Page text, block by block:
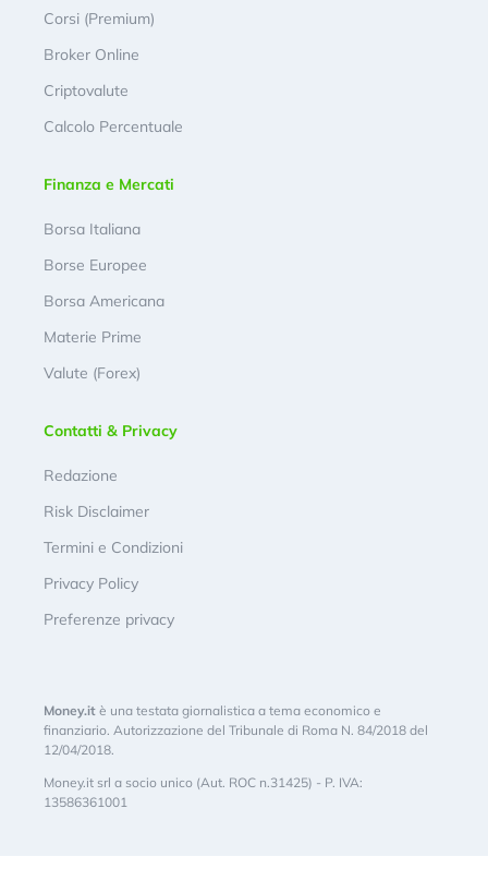
Corsi (Premium)
Broker Online
Criptovalute
Calcolo Percentuale
Finanza e Mercati
Borsa Italiana
Borse Europee
Borsa Americana
Materie Prime
Valute (Forex)
Contatti & Privacy
Redazione
Risk Disclaimer
Termini e Condizioni
Privacy Policy
Preferenze privacy
Money.it è una testata giornalistica a tema economico e
finanziario. Autorizzazione del Tribunale di Roma N. 84/2018 del
12/04/2018.
Money.it srl a socio unico (Aut. ROC n.31425) - P. IVA:
13586361001